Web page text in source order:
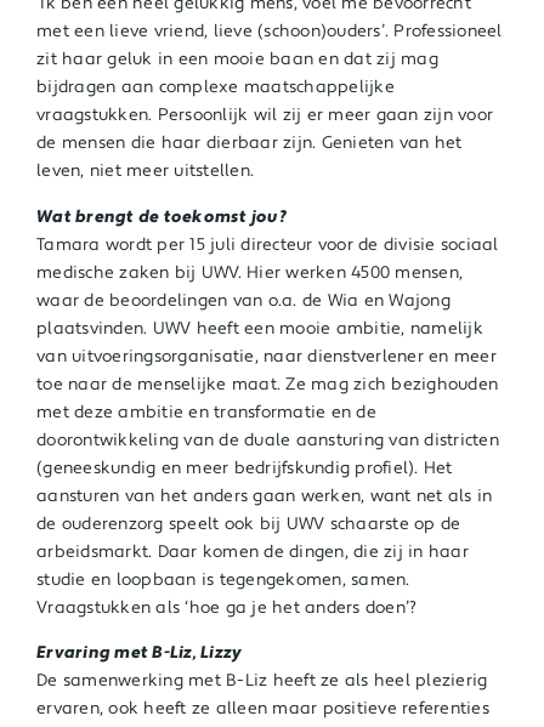
met een lieve vriend, lieve (schoon)ouders’. Professioneel
zit haar geluk in een mooie baan en dat zij mag
bijdragen aan complexe maatschappelijke
vraagstukken. Persoonlijk wil zij er meer gaan zijn voor
de mensen die haar dierbaar zijn. Genieten van het
leven, niet meer uitstellen.
Wat brengt de toekomst jou?
Tamara wordt per 15 juli directeur voor de divisie sociaal
medische zaken bij UWV. Hier werken 4500 mensen,
waar de beoordelingen van o.a. de Wia en Wajong
plaatsvinden. UWV heeft een mooie ambitie, namelijk
van uitvoeringsorganisatie, naar dienstverlener en meer
toe naar de menselijke maat. Ze mag zich bezighouden
met deze ambitie en transformatie en de
doorontwikkeling van de duale aansturing van districten
(geneeskundig en meer bedrijfskundig profiel). Het
aansturen van het anders gaan werken, want net als in
de ouderenzorg speelt ook bij UWV schaarste op de
arbeidsmarkt. Daar komen de dingen, die zij in haar
studie en loopbaan is tegengekomen, samen.
Vraagstukken als ‘hoe ga je het anders doen’?
Ervaring met B-Liz, Lizzy
De samenwerking met B-Liz heeft ze als heel plezierig
ervaren, ook heeft ze alleen maar positieve referenties